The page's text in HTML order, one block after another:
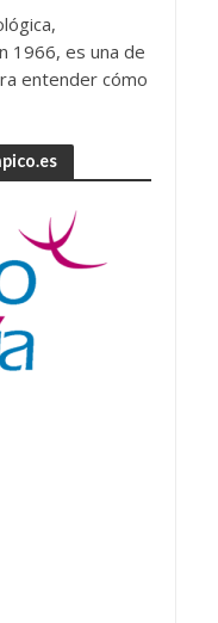
1966, es una de
entender cómo